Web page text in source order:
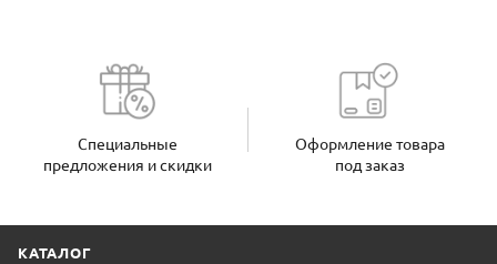
Специальные
предложения и скидки
Оформление товара
под заказ
КАТАЛОГ